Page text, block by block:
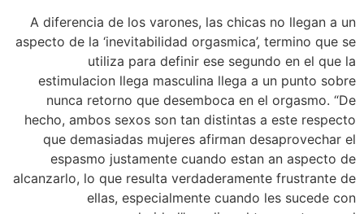
A diferencia de los varones, las chicas no llegan a un
aspecto de la ‘inevitabilidad orgasmica’, termino que se
utiliza para definir ese segundo en el que la
estimulacion llega masculina llega a un punto sobre
nunca retorno que desemboca en el orgasmo. “De
hecho, ambos sexos son tan distintas a este respecto
que demasiadas mujeres afirman desaprovechar el
espasmo justamente cuando estan an aspecto de
alcanzarlo, lo que resulta verdaderamente frustrante de
ellas, especialmente cuando les sucede con